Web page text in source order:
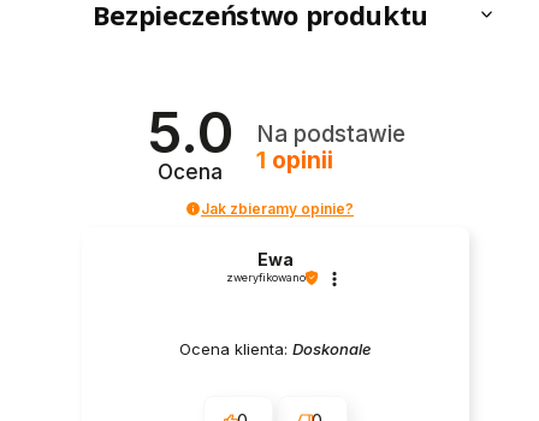
Bezpieczeństwo produktu
5.0
Ocena
Na podstawie
1 opinii
Jak zbieramy opinie?
Ewa
zweryfikowano
Ocena klienta: Doskonale